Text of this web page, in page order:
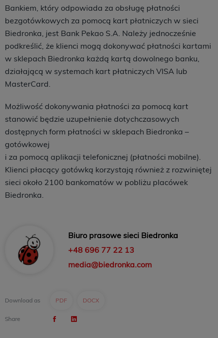
Bankiem, który odpowiada za obsługę płatności
bezgotówkowych za pomocą kart płatniczych w sieci
Biedronka, jest Bank Pekao S.A. Należy jednocześnie
podkreślić, że klienci mogą dokonywać płatności kartami
w sklepach Biedronka każdą kartą dowolnego banku,
działającą w systemach kart płatniczych VISA lub
MasterCard.
Możliwość dokonywania płatności za pomocą kart
stanowić będzie uzupełnienie dotychczasowych
dostępnych form płatności w sklepach Biedronka –
gotówkowej
i za pomocą aplikacji telefonicznej (płatności mobilne).
Klienci płacący gotówką korzystają również z rozwiniętej
sieci około 2100 bankomatów w pobliżu placówek
Biedronka.
Biuro prasowe sieci Biedronka
+48 696 77 22 13
media@biedronka.com
Download as PDF DOCX
Share